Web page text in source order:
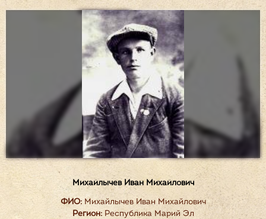
Михайлычев Иван Михайлович
ФИО:Михайлычев Иван Михайлович
Регион:Республика Марий Эл